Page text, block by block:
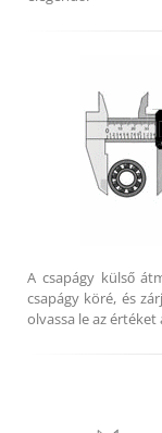
A csapágy külső
csapágy köré, és
olvassa le az